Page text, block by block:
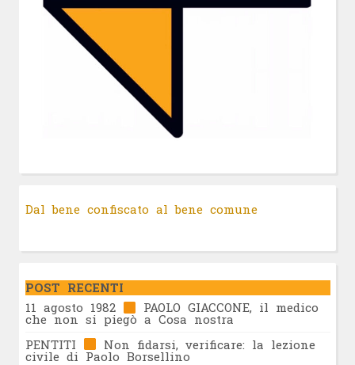
Dal bene confiscato al bene comune
POST RECENTI
11 agosto 1982
PAOLO GIACCONE, il medico
che non si piegò a Cosa nostra
PENTITI
Non fidarsi, verificare: la lezione
civile di Paolo Borsellino